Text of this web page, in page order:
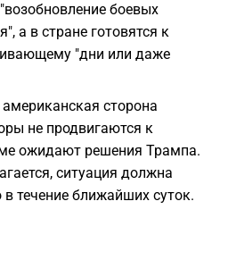
боевых
а в стране готовятся к
"дни или даже
сторона
не продвигаются к
ожидают решения Трампа.
ситуация должна
течение ближайших суток.